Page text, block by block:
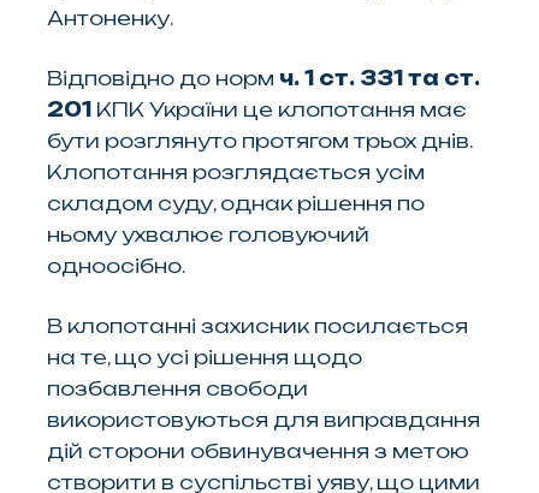
Антоненку.
Відповідно до норм ч. 1 ст. 331 та ст.
201 КПК України це клопотання має
бути розглянуто протягом трьох днів.
Клопотання розглядається усім
складом суду, однак рішення по
ньому ухвалює головуючий
одноосібно.
В клопотанні захисник посилається
на те, що усі рішення щодо
позбавлення свободи
використовуються для виправдання
дій сторони обвинувачення з метою
створити в суспільстві уяву, що цими